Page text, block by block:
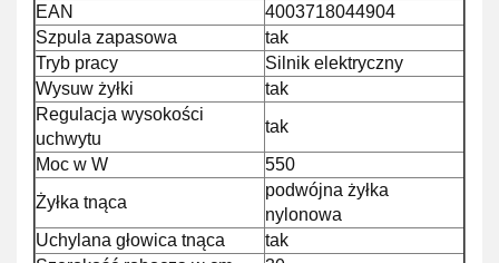
EAN
4003718044904
Szpula zapasowa
tak
Tryb pracy
Silnik elektryczny
Wysuw żyłki
tak
Regulacja wysokości
uchwytu
tak
Moc w W
550
Żyłka tnąca
podwójna żyłka
nylonowa
Uchylana głowica tnąca
tak